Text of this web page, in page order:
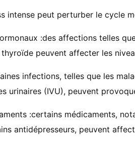
intense peut perturber le cycle
:des affections telles
peuvent affecter les
infections, telles que les
urinaires (IVU), peuvent
:certains médicaments,
antidépresseurs, peuvent